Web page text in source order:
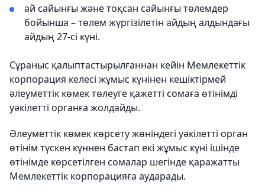
ай сайынғы және тоқсан сайынғы төлемдер
бойынша – төлем жүргізілетін айдың алдындағы
айдың 27-сі күні.
Сұраныс қалыптастырылғаннан кейін Мемлекеттік
корпорация келесі жұмыс күнінен кешіктірмей
әлеуметтік көмек төлеуге қажетті сомаға өтінімді
уәкілетті органға жолдайды.
Әлеуметтік көмек көрсету жөніндегі уәкілетті орган
өтінім түскен күннен бастап екі жұмыс күні ішінде
өтінімде көрсетілген сомалар шегінде қаражатты
Мемлекеттік корпорацияға аударады.